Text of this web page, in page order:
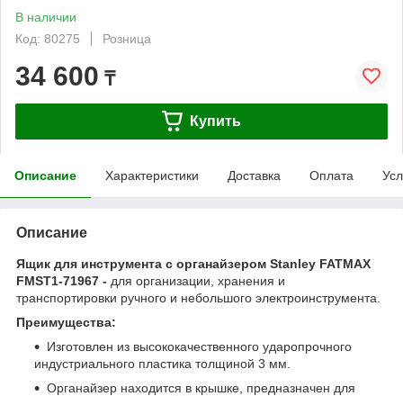
В наличии
Код: 80275
Розница
34 600 ₸
Купить
Описание Характеристики Доставка Оплата
Описание
Ящик для инструмента с органайзером Stanley FATMAX
FMST1-71967 - для организации, хранения и
транспортировки ручного и небольшого электроинструмента.
Преимущества:
Изготовлен из высококачественного ударопрочного
индустриального пластика толщиной 3 мм.
Органайзер находится в крышке, предназначен для